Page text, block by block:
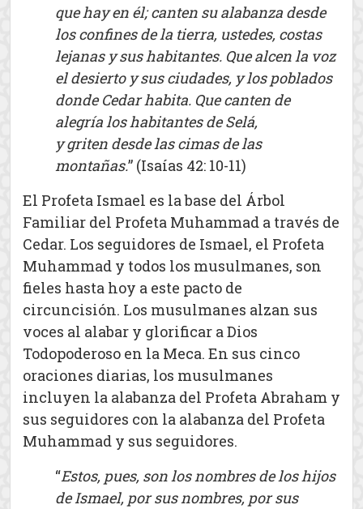
que hay en él; canten su alabanza desde
los confines de la tierra, ustedes, costas
lejanas y sus habitantes. Que alcen la voz
el desierto y sus ciudades, y los poblados
donde Cedar habita. Que canten de
alegría los habitantes de Selá,
y griten desde las cimas de las
montañas.” (Isaías 42: 10-11)
El Profeta Ismael es la base del Árbol
Familiar del Profeta Muhammad a través de
Cedar. Los seguidores de Ismael, el Profeta
Muhammad y todos los musulmanes, son
fieles hasta hoy a este pacto de
circuncisión. Los musulmanes alzan sus
voces al alabar y glorificar a Dios
Todopoderoso en la Meca. En sus cinco
oraciones diarias, los musulmanes
incluyen la alabanza del Profeta Abraham y
sus seguidores con la alabanza del Profeta
Muhammad y sus seguidores.
“Estos, pues, son los nombres de los hijos
de Ismael, por sus nombres, por sus